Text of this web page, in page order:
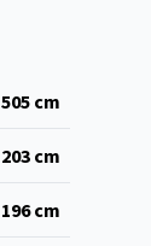
505 cm
203 cm
196cm